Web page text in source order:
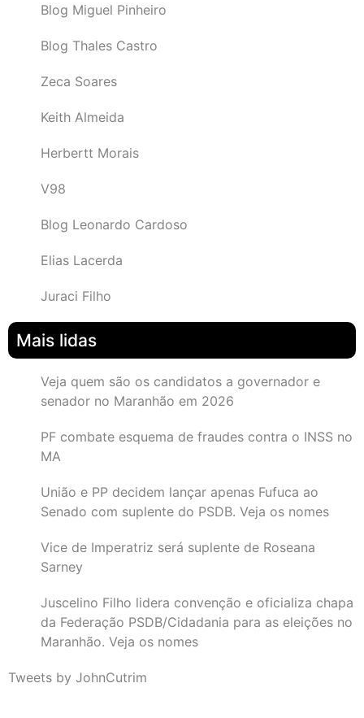
Blog Miguel Pinheiro
Blog Thales Castro
Zeca Soares
Keith Almeida
Herbertt Morais
V98
Blog Leonardo Cardoso
Elias Lacerda
Juraci Filho
Mais lidas
Veja quem são os candidatos a governador e
senador no Maranhão em 2026
PF combate esquema de fraudes contra o INSS no
MA
União e PP decidem lançar apenas Fufuca ao
Senado com suplente do PSDB. Veja os nomes
Vice de Imperatriz será suplente de Roseana
Sarney
Juscelino Filho lidera convenção e oficializa chapa
da Federação PSDB/Cidadania para as eleições no
Maranhão. Veja os nomes
Tweets by JohnCutrim